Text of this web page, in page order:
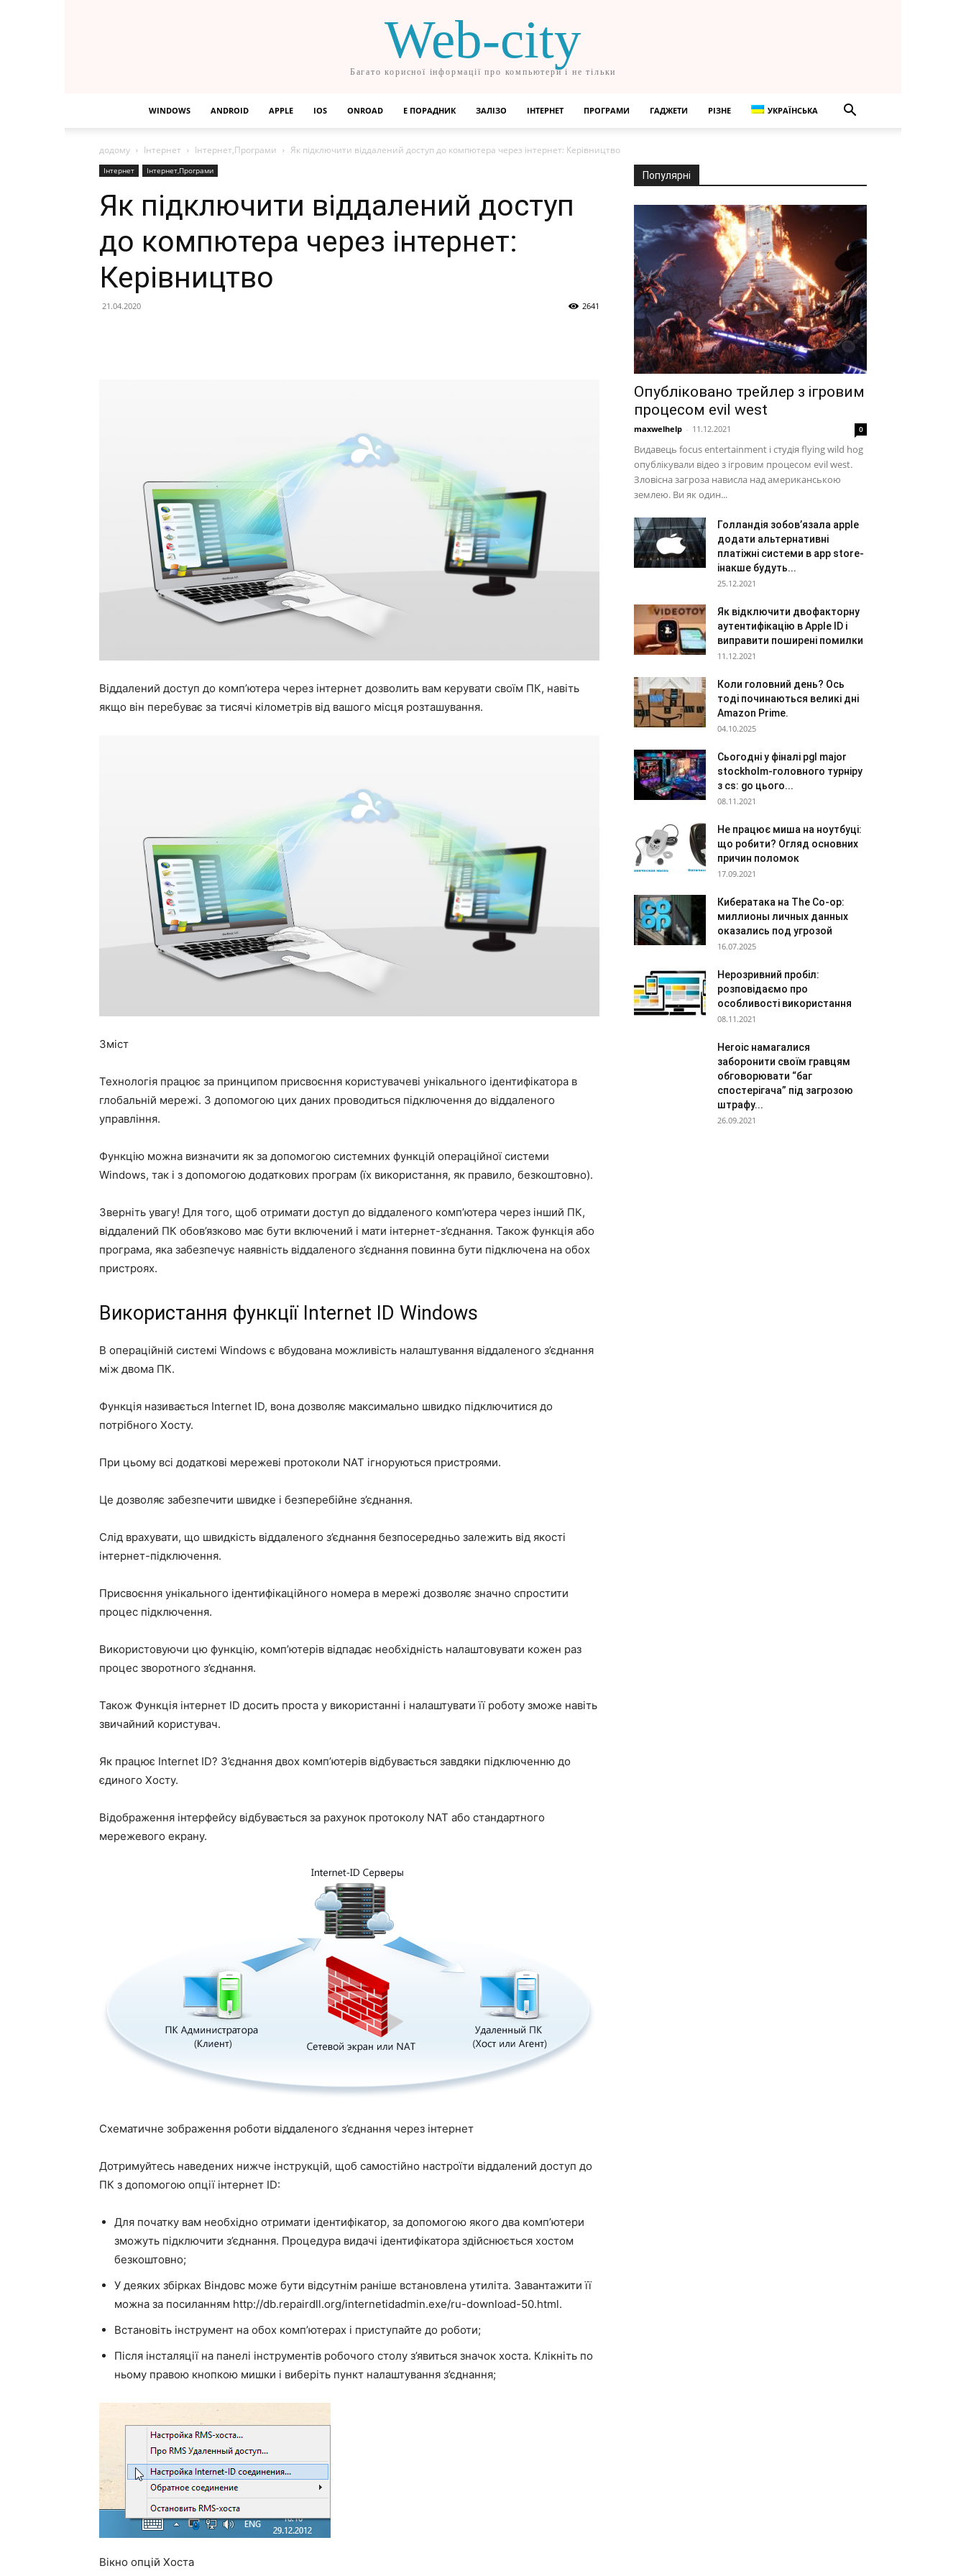
Web-city
Багато корисної інформації про компьютери і не тільки
WINDOWS ANDROID APPLE IOS ONROAD Е ПОРАДНИК ЗАЛІЗО ІНТЕРНЕТ ПРОГРАМИ ГАДЖЕТИ РІЗНЕ УКРАЇНСЬКА
додому Інтернет Інтернет,Програми Як підключити віддалений доступ до компютера через інтернет: Керівництво
Інтернет Інтернет,Програми
Як підключити віддалений доступ
до компютера через інтернет:
Керівництво
21.04.2020 2641
Віддалений доступ до комп’ютера через інтернет дозволить вам керувати своїм ПК, навіть
якщо він перебуває за тисячі кілометрів від вашого місця розташування.
Зміст
Технологія працює за принципом присвоєння користувачеві унікального ідентифікатора в
глобальній мережі. З допомогою цих даних проводиться підключення до віддаленого
управління.
Функцію можна визначити як за допомогою системних функцій операційної системи
Windows, так і з допомогою додаткових програм (їх використання, як правило, безкоштовно).
Зверніть увагу! Для того, щоб отримати доступ до віддаленого комп’ютера через інший ПК,
віддалений ПК обов’язково має бути включений і мати інтернет-з’єднання. Також функція або
програма, яка забезпечує наявність віддаленого з’єднання повинна бути підключена на обох
пристроях.
Використання функції Internet ID Windows
В операційній системі Windows є вбудована можливість налаштування віддаленого з’єднання
між двома ПК.
Функція називається Internet ID, вона дозволяє максимально швидко підключитися до
потрібного Хосту.
При цьому всі додаткові мережеві протоколи NAT ігноруються пристроями.
Це дозволяє забезпечити швидке і безперебійне з’єднання.
Слід врахувати, що швидкість віддаленого з’єднання безпосередньо залежить від якості
інтернет-підключення.
Присвоєння унікального ідентифікаційного номера в мережі дозволяє значно спростити
процес підключення.
Використовуючи цю функцію, комп’ютерів відпадає необхідність налаштовувати кожен раз
процес зворотного з’єднання.
Також Функція інтернет ID досить проста у використанні і налаштувати її роботу зможе навіть
звичайний користувач.
Як працює Internet ID? З’єднання двох комп’ютерів відбувається завдяки підключенню до
єдиного Хосту.
Відображення інтерфейсу відбувається за рахунок протоколу NAT або стандартного
мережевого екрану.
Схематичне зображення роботи віддаленого з’єднання через інтернет
Дотримуйтесь наведених нижче інструкцій, щоб самостійно настроїти віддалений доступ до
ПК з допомогою опції інтернет ID:
Для початку вам необхідно отримати ідентифікатор, за допомогою якого два комп’ютери
зможуть підключити з’єднання. Процедура видачі ідентифікатора здійснюється хостом
безкоштовно;
У деяких збірках Віндовс може бути відсутнім раніше встановлена утиліта. Завантажити її
можна за посиланням http://db.repairdll.org/internetidadmin.exe/ru-download-50.html.
Встановіть інструмент на обох комп’ютерах і приступайте до роботи;
Після інсталяції на панелі інструментів робочого столу з’явиться значок хоста. Клікніть по
ньому правою кнопкою мишки і виберіть пункт налаштування з’єднання;
Вікно опцій Хоста
Популярні
Опубліковано трейлер з ігровим
процесом evil west
maxwelhelp - 11.12.2021 0
Видавець focus entertainment і студія flying wild hog
опублікували відео з ігровим процесом evil west.
Зловісна загроза нависла над американською
землею. Ви як один...
Голландія зобов’язала apple
додати альтернативні
платіжні системи в app store-
інакше будуть...
25.12.2021
Як відключити двофакторну
аутентифікацію в Apple ID і
виправити поширені помилки
11.12.2021
Коли головний день? Ось
тоді починаються великі дні
Amazon Prime.
04.10.2025
Сьогодні у фіналі pgl major
stockholm-головного турніру
з cs: go цього...
08.11.2021
Не працює миша на ноутбуці:
що робити? Огляд основних
причин поломок
17.09.2021
Кибератака на The Co-op:
миллионы личных данных
оказались под угрозой
16.07.2025
Нерозривний пробіл:
розповідаємо про
особливості використання
08.11.2021
Heroic намагалися
заборонити своїм гравцям
обговорювати “баг
спостерігача” під загрозою
штрафу...
26.09.2021